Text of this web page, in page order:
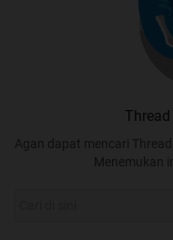
Agan dapat mencari
Menemukan